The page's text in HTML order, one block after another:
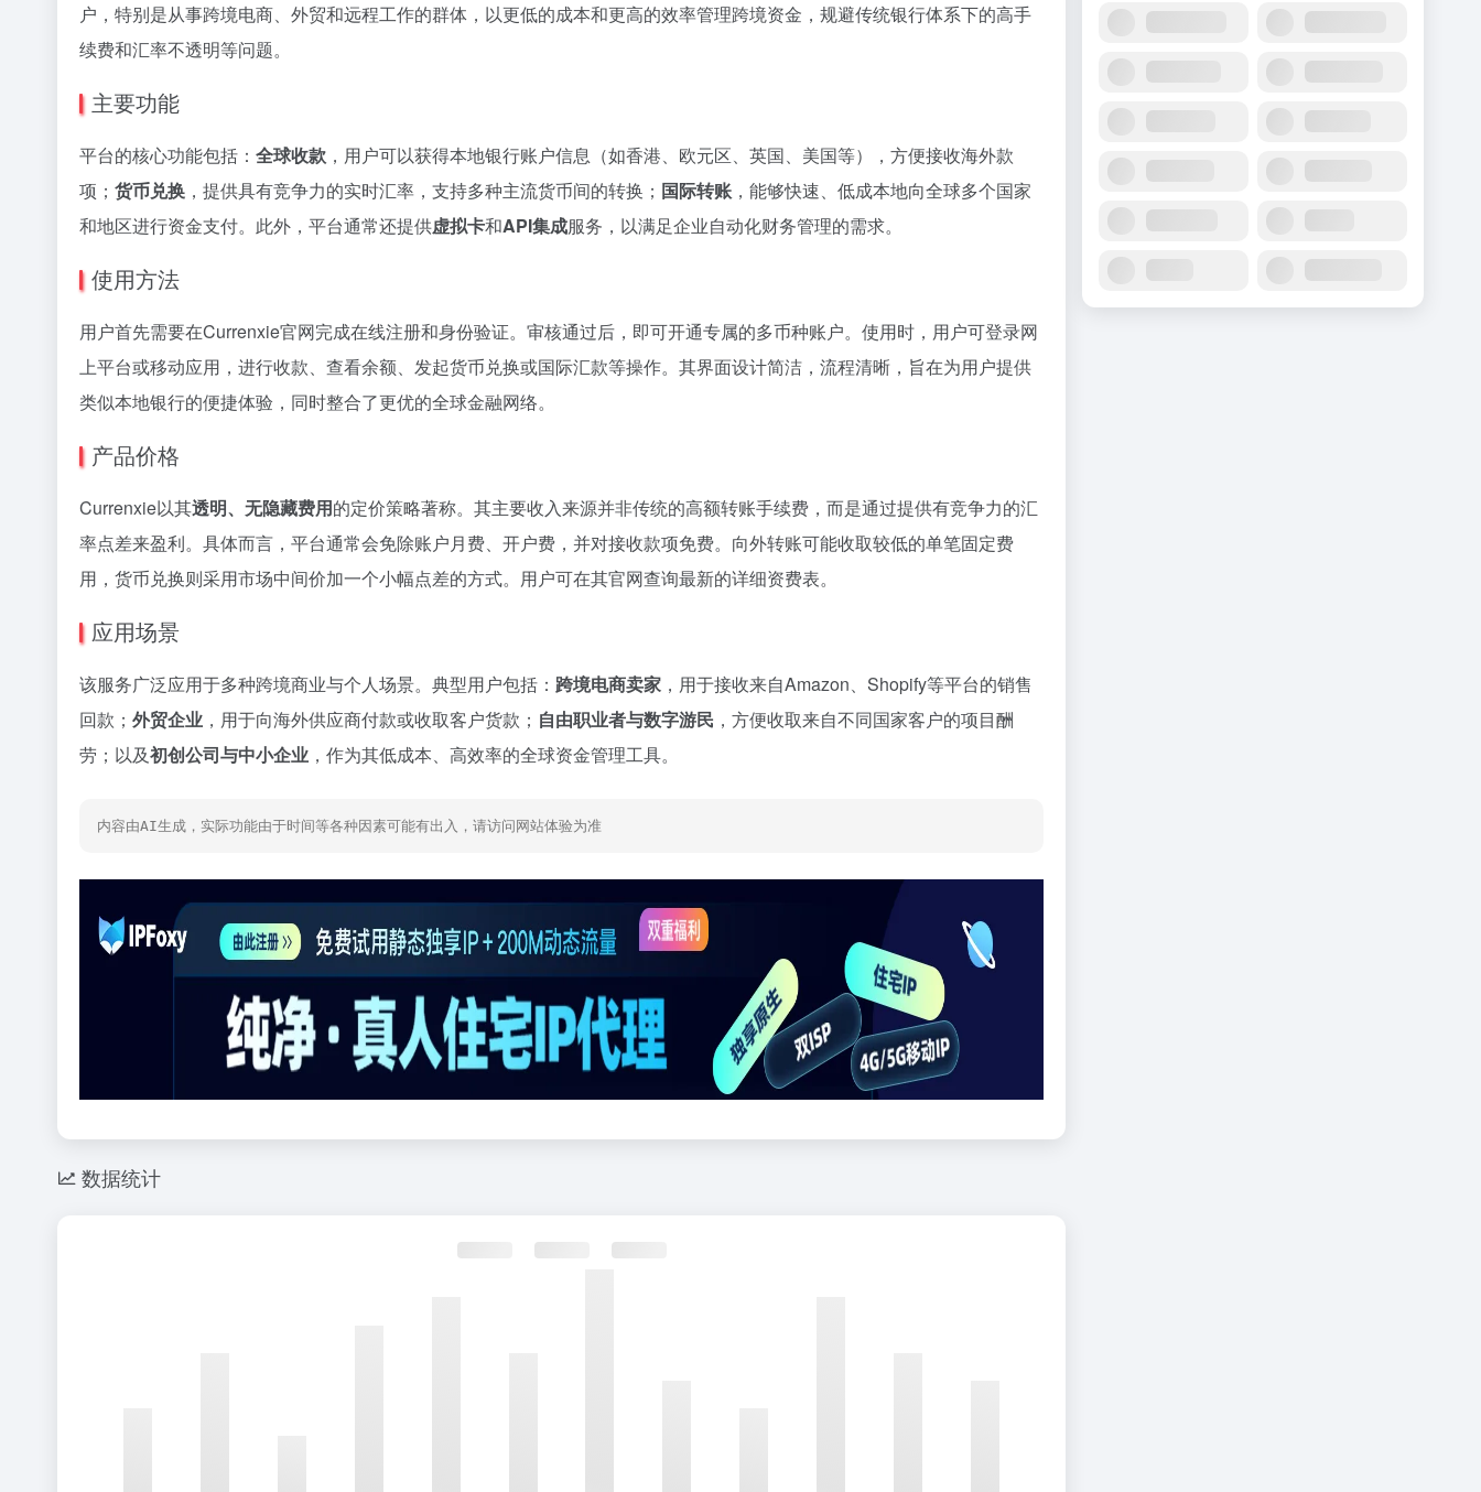
户，特别是从事跨境电商、外贸和远程工作的群体，以更低的成本和更高的效率管理跨境资金，规避传统银行体系下的高手
续费和汇率不透明等问题。
主要功能
平台的核心功能包括： 全球收款 ，用户可以获得本地银行账户信息（如香港、欧元区、英国、美国等），方便接收海外款
项； 货币兑换 ，提供具有竞争力的实时汇率，支持多种主流货币间的转换； 国际转账 ，能够快速、低成本地向全球多个国家
和地区进行资金支付。此外，平台通常还提供虚拟卡和API集成服务，以满足企业自动化财务管理的需求。
使用方法
用户首先需要在Currenxie官网完成在线注册和身份验证。审核通过后，即可开通专属的多币种账户。使用时，用户可登录网
上平台或移动应用，进行收款、查看余额、发起货币兑换或国际汇款等操作。其界面设计简洁，流程清晰，旨在为用户提供
类似本地银行的便捷体验，同时整合了更优的全球金融网络。
产品价格
Currenxie以其透明、无隐藏费用的定价策略著称。其主要收入来源并非传统的高额转账手续费，而是通过提供有竞争力的汇
率点差来盈利。具体而言，平台通常会免除账户月费、开户费，并对接收款项免费。向外转账可能收取较低的单笔固定费
用，货币兑换则采用市场中间价加一个小幅点差的方式。用户可在其官网查询最新的详细资费表。
应用场景
该服务广泛应用于多种跨境商业与个人场景。典型用户包括： 跨境电商卖家 ，用于接收来自Amazon、Shopify等平台的销售
回款； 外贸企业 ，用于向海外供应商付款或收取客户货款； 自由职业者与数字游民 ，方便收取来自不同国家客户的项目酬
劳；以及初创公司与中小企业 ，作为其低成本、高效率的全球资金管理工具。
内容由AI生成，实际功能由于时间等各种因素可能有出入，请访问网站体验为准
数据统计